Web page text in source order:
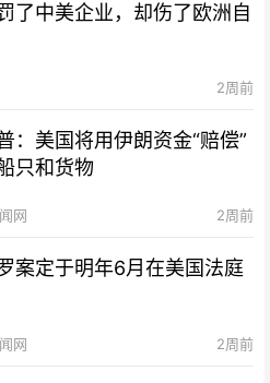
了中美企业，却伤了欧洲自
2周前
：美国将用伊朗资金“赔偿”
只和货物
网 2周前
案定于明年6月在美国法庭
网 2周前